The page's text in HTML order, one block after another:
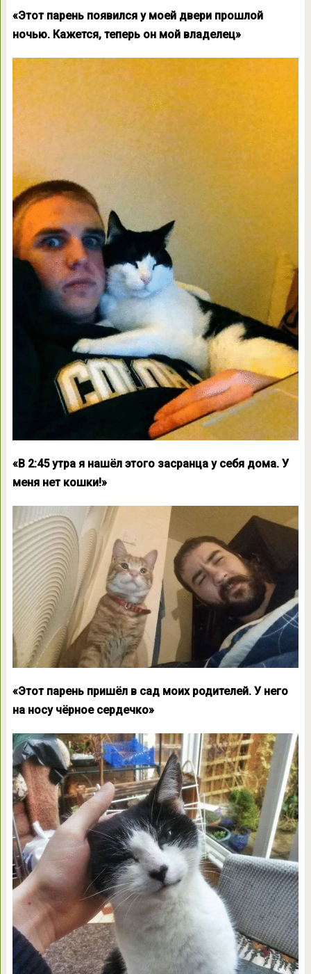
«Этот парень появился у моей двери прошлой
ночью. Кажется, теперь он мой владелец»
«В 2:45 утра я нашёл этого засранца у себя дома. У
меня нет кошки!»
«Этот парень пришёл в сад моих родителей. У него
на носу чёрное сердечко»